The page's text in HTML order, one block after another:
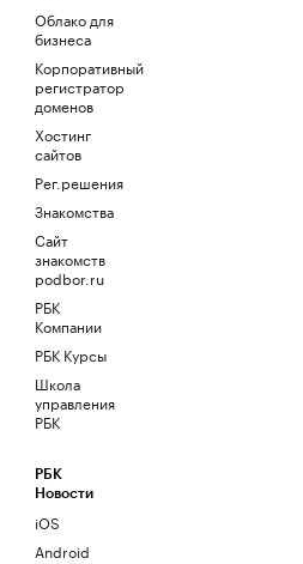
Облако для
бизнеса
Корпоративный
регистратор
доменов
Хостинг
сайтов
Рег.решения
Знакомства
Сайт
знакомств
podbor.ru
РБК
Компании
РБК Курсы
Школа
управления
РБК
РБК
Новости
iOS
Android